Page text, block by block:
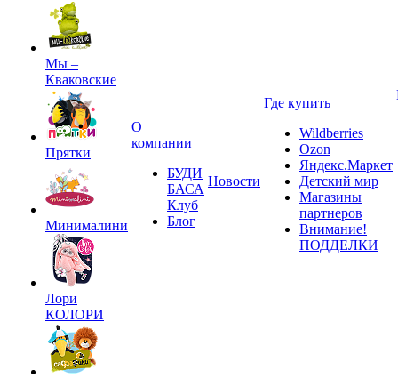
Мы –
Кваковские
Прятки
Минималини
Лори
КОЛОРИ
О
компании
БУДИ
БАСА
Клуб
Блог
Новости
Где купить
Wildberries
Ozon
Яндекс.Маркет
Детский мир
Магазины
партнеров
Внимание!
ПОДДЕЛКИ